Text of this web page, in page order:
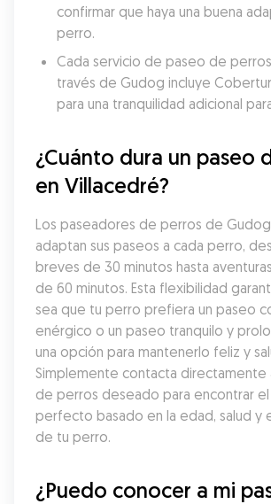
confirmar que haya una buena
perro.
Cada servicio de paseo de
través de Gudog incluye
para una tranquilidad adicional
¿Cuánto dura un paseo
en Villacedré?
Los paseadores de perros de
adaptan sus paseos a cada perro,
breves de 30 minutos hasta
de 60 minutos. Esta flexibilidad
sea que tu perro prefiera un paseo
enérgico o un paseo tranquilo y
una opción para mantenerlo feliz y
Simplemente contacta directamente
de perros deseado para encontrar
perfecto basado en la edad, salud y
de tu perro.
¿Puedo conocer a mi